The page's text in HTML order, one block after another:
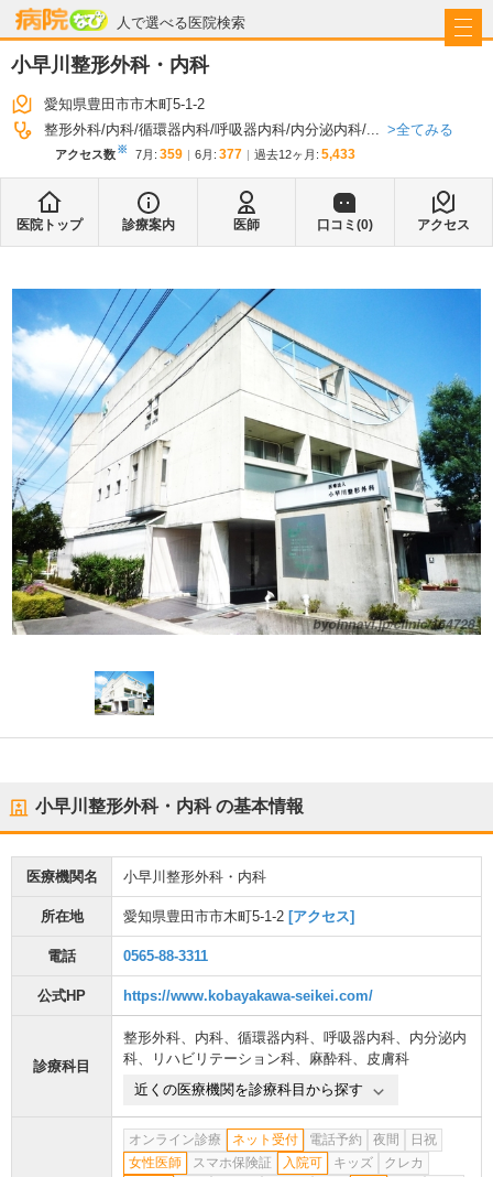
人で選べる医院検索
病院なび
小早川整形外科・内科
愛知県豊田市市木町5-1-2
整形外科 内科 循環器内科 呼吸器内科 内分泌内科 ... 全てみる
アクセス数※ 7月 : 359 6月 : 377 過去12ヶ月: 5,433
医院トップ 診療案内 医師 口コミ(0) アクセス
小早川整形外科・内科の基本情報
医療機関名 小早川整形外科・内科
所在地 愛知県豊田市市木町5-1-2 [アクセス]
電話 0565-88-3311
公式HP https://www.kobayakawa-seikei.com/
診療科目
整形外科、 内科、 循環器内科、 呼吸器内科、 内分泌内
科、 リハビリテーション科、 麻酔科、 皮膚科
近くの医療機関を診療科目から探す
オンライン診療 ネット受付 電話予約 夜間
日祝
女性医師
スマホ保険証 入院可 キッズ
クレカ